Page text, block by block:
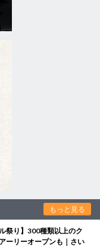
もっと見る
祭り】300種類以上のク
ーリーオープンも｜さい